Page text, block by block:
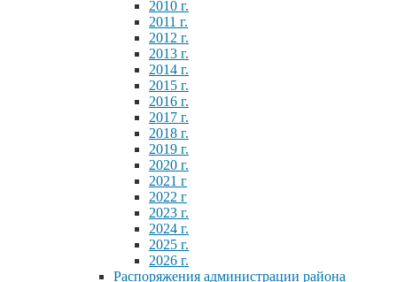
2010 г.
2011 г.
2012 г.
2013 г.
2014 г.
2015 г.
2016 г.
2017 г.
2018 г.
2019 г.
2020 г.
2021 г
2022 г
2023 г.
2024 г.
2025 г.
2026 г.
Распоряжения администрации района